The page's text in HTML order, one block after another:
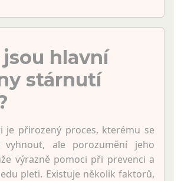
hlavní
stárnutí
je přirozený proces, kterému se
vyhnout, ale porozumění jeho
výrazně pomoci při prevenci a
pleti. Existuje několik faktorů,